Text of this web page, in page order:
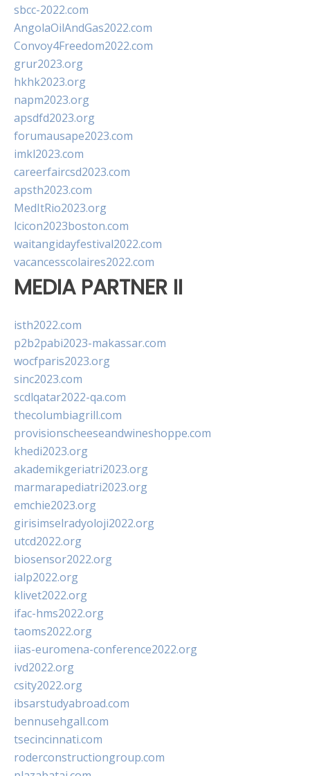
sbcc-2022.com
AngolaOilAndGas2022.com
Convoy4Freedom2022.com
grur2023.org
hkhk2023.org
napm2023.org
apsdfd2023.org
forumausape2023.com
imkl2023.com
careerfaircsd2023.com
apsth2023.com
MedItRio2023.org
lcicon2023boston.com
waitangidayfestival2022.com
vacancesscolaires2022.com
MEDIA PARTNER II
isth2022.com
p2b2pabi2023-makassar.com
wocfparis2023.org
sinc2023.com
scdlqatar2022-qa.com
thecolumbiagrill.com
provisionscheeseandwineshoppe.com
khedi2023.org
akademikgeriatri2023.org
marmarapediatri2023.org
emchie2023.org
girisimselradyoloji2022.org
utcd2022.org
biosensor2022.org
ialp2022.org
klivet2022.org
ifac-hms2022.org
taoms2022.org
iias-euromena-conference2022.org
ivd2022.org
csity2022.org
ibsarstudyabroad.com
bennusehgall.com
tsecincinnati.com
roderconstructiongroup.com